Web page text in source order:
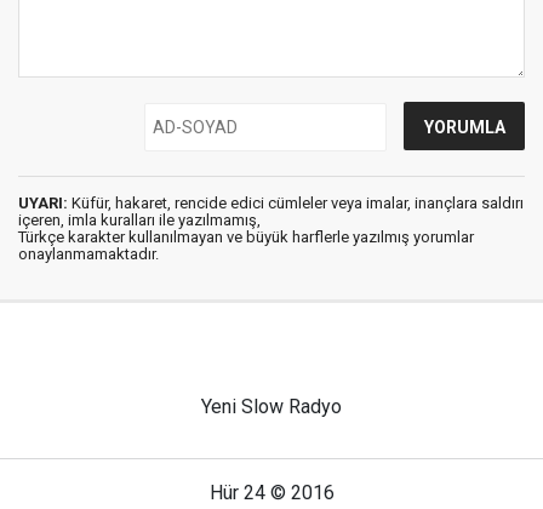
UYARI: Küfür, hakaret, rencide edici cümleler veya imalar, inançlara saldırı
içeren, imla kuralları ile yazılmamış,
Türkçe karakter kullanılmayan ve büyük harflerle yazılmış yorumlar
onaylanmamaktadır.
Yeni Slow Radyo
Hür 24 © 2016